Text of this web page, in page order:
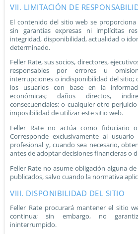
VII. LIMITACIÓN DE
El contenido del sitio web se
sin garantías expresas ni implícitas
integridad, disponibilidad, actualidad o
determinado.
Feller Rate, sus socios, directores,
responsables por errores u
interrupciones o indisponibilidad del sitio;
los usuarios con base en la
económicas; daños directos,
consecuenciales; o cualquier otro
imposibilidad de utilizar este sitio web.
Feller Rate no actúa como fiduciario
Corresponde exclusivamente al
profesional y, cuando sea necesario,
antes de adoptar decisiones financieras o
Feller Rate no asume obligación alguna
publicados, salvo cuando la normativa
VIII. DISPONIBILIDAD DEL SITIO
Feller Rate procurará mantener el sitio
continua; sin embargo, no
ininterrumpido.